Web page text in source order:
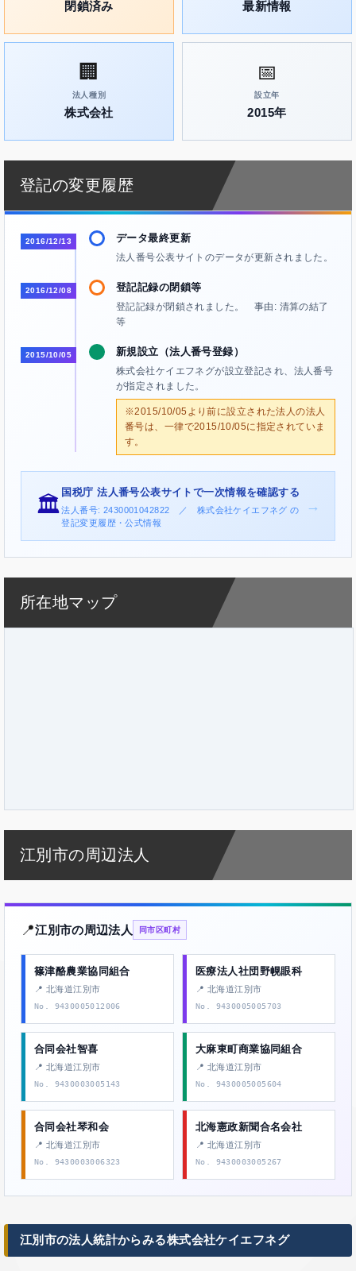
閉鎖済み 最新情報
🏢
法人種別
株式会社
📅
設立年
2015年
登記の変更履歴
2016/12/13 データ最終更新
法人番号公表サイトのデータが更新されました。
2016/12/08 登記記録の閉鎖等
登記記録が閉鎖されました。 事由: 清算の結了
等
2015/10/05 新規設立（法人番号登録）
株式会社ケイエフネグが設立登記され、法人番号
が指定されました。
※2015/10/05より前に設立された法人の法人
番号は、一律で2015/10/05に指定されていま
す。
🏛️
国税庁 法人番号公表サイトで一次情報を確認する
法人番号: 2430001042822 ／ 株式会社ケイエフネグ の
登記変更履歴・公式情報
→
所在地マップ
江別市の周辺法人
📍江別市の周辺法人 同市区町村
篠津酪農業協同組合
📍 北海道江別市
No. 9430005012006
医療法人社団野幌眼科
📍 北海道江別市
No. 9430005005703
合同会社智喜
📍 北海道江別市
No. 9430003005143
大麻東町商業協同組合
📍 北海道江別市
No. 9430005005604
合同会社琴和会
📍 北海道江別市
No. 9430003006323
北海憲政新聞合名会社
📍 北海道江別市
No. 9430003005267
江別市の法人統計からみる株式会社ケイエフネグ